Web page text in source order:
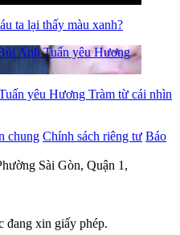
ta lại thấy màu xanh?
yêu Hương Tràm từ cái nhìn
chung Chính sách riêng tư Báo
Sài Gòn, Quận 1,
đang xin giấy phép.